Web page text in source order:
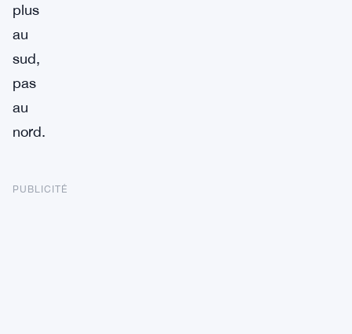
plus
au
sud,
pas
au
nord.
PUBLICITÉ